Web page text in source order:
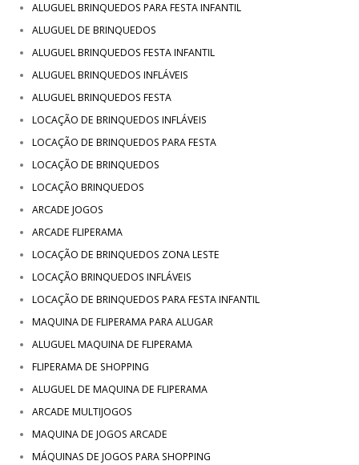
ALUGUEL BRINQUEDOS PARA FESTA INFANTIL
ALUGUEL DE BRINQUEDOS
ALUGUEL BRINQUEDOS FESTA INFANTIL
ALUGUEL BRINQUEDOS INFLÁVEIS
ALUGUEL BRINQUEDOS FESTA
LOCAÇÃO DE BRINQUEDOS INFLÁVEIS
LOCAÇÃO DE BRINQUEDOS PARA FESTA
LOCAÇÃO DE BRINQUEDOS
LOCAÇÃO BRINQUEDOS
ARCADE JOGOS
ARCADE FLIPERAMA
LOCAÇÃO DE BRINQUEDOS ZONA LESTE
LOCAÇÃO BRINQUEDOS INFLÁVEIS
LOCAÇÃO DE BRINQUEDOS PARA FESTA INFANTIL
MAQUINA DE FLIPERAMA PARA ALUGAR
ALUGUEL MAQUINA DE FLIPERAMA
FLIPERAMA DE SHOPPING
ALUGUEL DE MAQUINA DE FLIPERAMA
ARCADE MULTIJOGOS
MAQUINA DE JOGOS ARCADE
MÁQUINAS DE JOGOS PARA SHOPPING